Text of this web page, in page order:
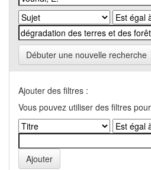
Débuter une nouvelle recherche
Ajouter des filtres :
Vous pouvez utiliser des filtres